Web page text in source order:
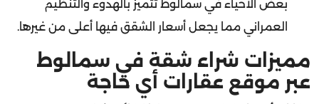
العمراني مما يجعل أسعار الشقق فيها أعلى من غيرها.
مميزات شراء شقة في سمالوط
عبر موقع عقارات أي حاجة
عقارات أي حاجة يقدم تجربة مختلفة لأي شخص يبحث عن